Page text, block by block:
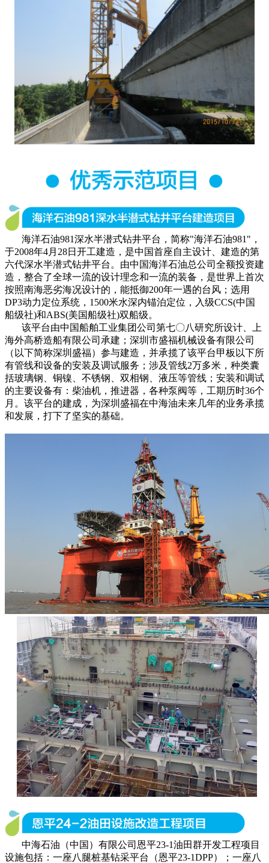
海洋石油981深水半潜式钻井平台，简称"海洋石油981"，
于2008年4月28日开工建造，是中国首座自主设计、建造的第
六代深水半潜式钻井平台。由中国海洋石油总公司全额投资建
造，整合了全球一流的设计理念和一流的装备，是世界上首次
按照南海恶劣海况设计的，能抵御200年一遇的台风；选用
DP3动力定位系统，1500米水深内锚泊定位，入级CCS(中国
船级社)和ABS(美国船级社)双船级。
该平台由中国船舶工业集团公司第七〇八研究所设计、上
海外高桥造船有限公司承建；深圳市盛福机械设备有限公司
（以下简称深圳盛福）参与建造，并承揽了该平台甲板以下所
有管线和设备的安装及调试服务；涉及管线2万多米，种类囊
括玻璃钢、铜镍、不锈钢、双相钢、液压等管线；安装和调试
的主要设备有：柴油机，推进器，各种泵阀等，工期历时36个
月。该平台的建成，为深圳盛福在中海油未来几年的业务承揽
和发展，打下了坚实的基础。
中海石油（中国）有限公司恩平23-1油田群开发工程项目
设施包括：一座八腿桩基钻采平台（恩平23-1DPP）；一座八